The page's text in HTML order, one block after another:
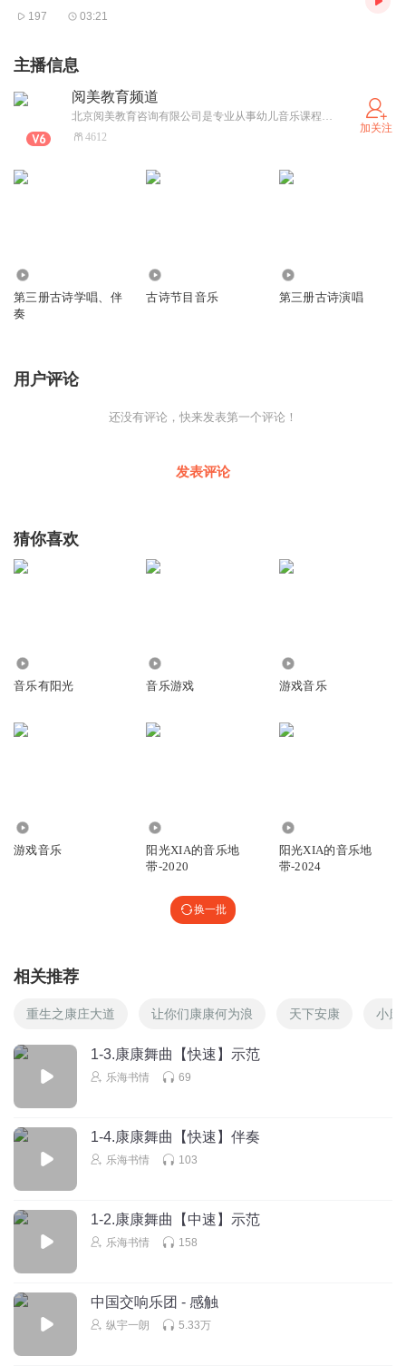
197 03:21
主播信息
阅美教育频道
北京阅美教育咨询有限公司是专业从事幼儿音乐课程研发，幼教音乐课程培训的专业课程研发机构和培训教育机构。 愿景：为千万万孩子打开音乐大门 让幼儿园没有难上的音乐课 阅美原创的沉浸多元化幼儿音乐课程，老师打开课件即可使用，全班授课方式。教研团队来自全球TOP50音乐学院专业教授及博士，拥有自主研发的沉浸式多元化授课体系MCC音乐启蒙课、呆呆音乐课、钢琴故事、非洲鼓课程，同时有器乐合奏等数百首原创音乐。
4612
加关注
第三册古诗学唱、伴
奏
古诗节目音乐 第三册古诗演唱
用户评论
还没有评论，快来发表第一个评论！
发表评论
猜你喜欢
音乐有阳光 音乐游戏 游戏音乐
游戏音乐
阳光XIA的音乐地
带-2020
阳光XIA的音乐地
带-2024
换一批
相关推荐
重生之康庄大道 让你们康康何为浪 天下安康 小康
1-3.康康舞曲【快速】示范
乐海书情 69
1-4.康康舞曲【快速】伴奏
乐海书情 103
1-2.康康舞曲【中速】示范
乐海书情 158
中国交响乐团 - 感触
纵宇一朗 5.33万